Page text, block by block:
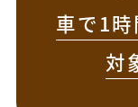
車で1
対